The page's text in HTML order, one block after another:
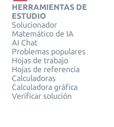
HERRAMIENTAS DE
ESTUDIO
Solucionador
Matemático de IA
AI Chat
Problemas populares
Hojas de trabajo
Hojas de referencia
Calculadoras
Calculadora gráfica
Verificar solución